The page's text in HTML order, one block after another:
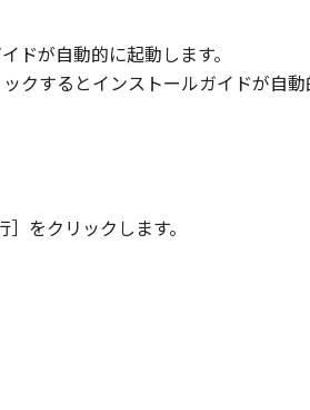
が自動的に起動します。
クするとインストールガイドが自
をクリックします。